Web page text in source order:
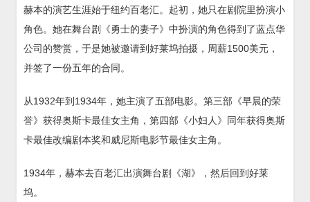
赫本的演艺生涯始于纽约百老汇。起初，她只在剧院里扮演小
角色。她在舞台剧《勇士的妻子》中扮演的角色得到了蓝点华
公司的赞赏，于是她被邀请到好莱坞拍摄，周薪1500美元，
并签了一份五年的合同。
从1932年到1934年，她主演了五部电影。第三部《早晨的荣
誉》获得奥斯卡最佳女主角，第四部《小妇人》同年获得奥斯
卡最佳改编剧本奖和威尼斯电影节最佳女主角。
1934年，赫本去百老汇出演舞台剧《湖》，然后回到好莱
坞。